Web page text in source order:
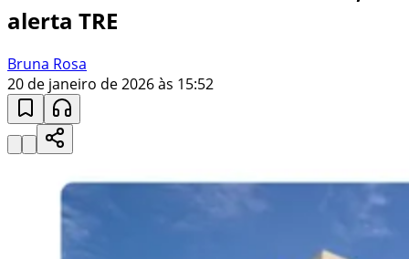
alerta TRE
Bruna Rosa
20 de janeiro de 2026 às 15:52